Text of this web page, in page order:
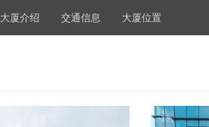
大厦介绍 交通信息 大厦位置